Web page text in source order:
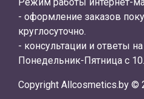
- оформление заказов
круглосуточно.
- консультации и ответы
Понедельник-Пятница с
Copyright Allcosmetics.by ©